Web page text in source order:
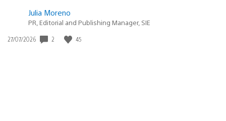
Julia Moreno
PR, Editorial and Publishing Manager, SIE
Data
27/07/2026 2 45